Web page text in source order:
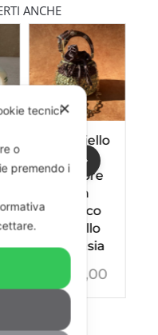
ANCHE
Secchiello
Raso
Bicolore
con
Manico
Cavallo
Fantasia
950,00
✕
tecnici
o
premendo i